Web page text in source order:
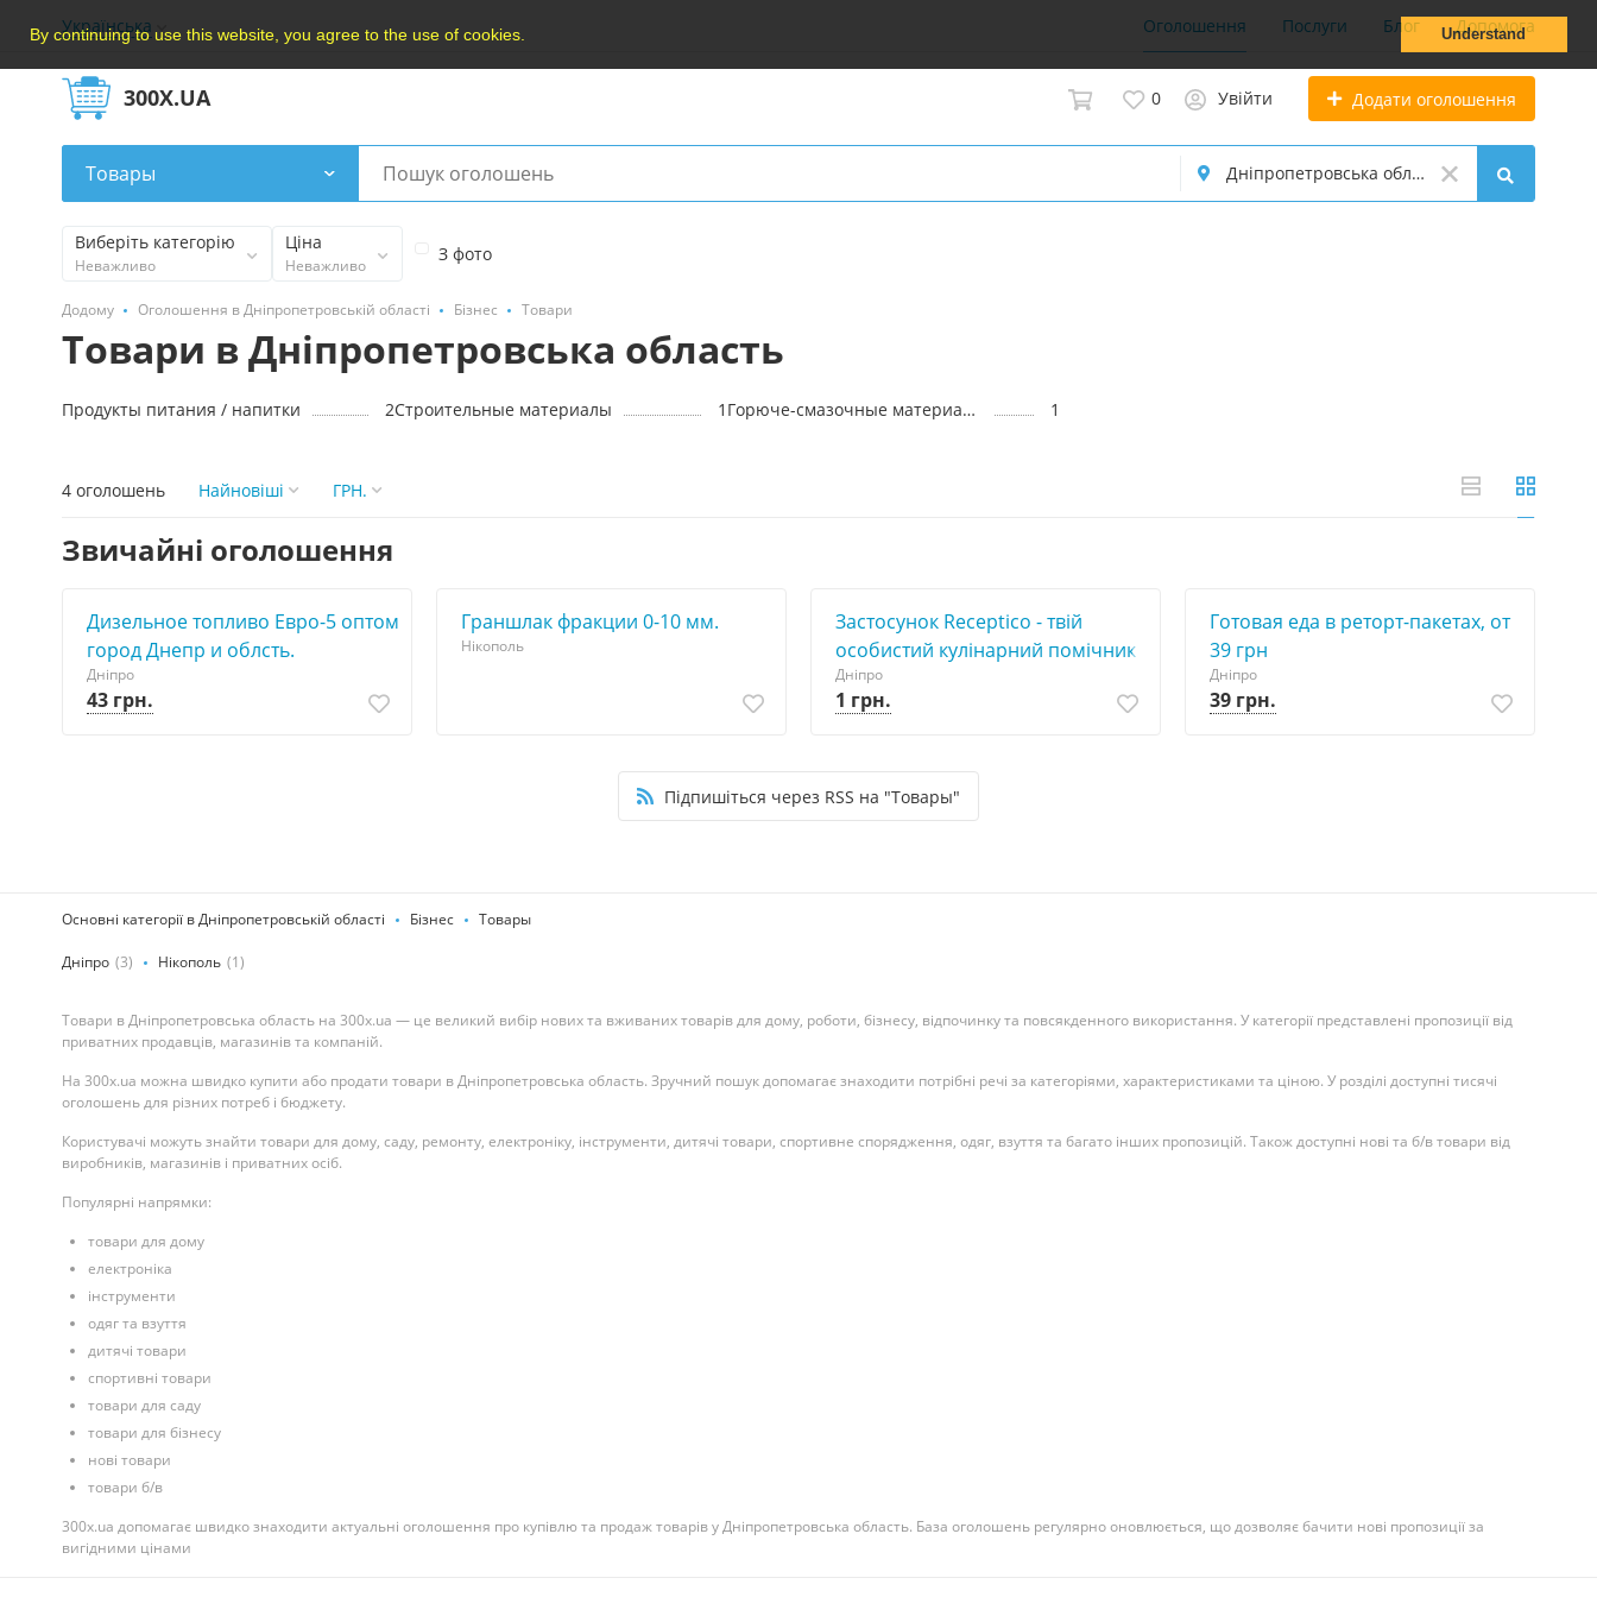
By continuing to use this website, you agree to the use of cookies. Understand
Українська Оголошення Послуги Блог Допомога
300X.UA 0 Увійти Додати оголошення
Товары
Виберіть категорію
Неважливо
Ціна
Неважливо
З фото
Додому Оголошення в Дніпропетровській області Бізнес Товари
Товари в Дніпропетровська область
Продукты питания / напитки 2Строительные материалы 1 Горюче-смазочные материалы 1
4 оголошень Найновішi ГРН.
Звичайні оголошення
Дизельное топливо Евро-5 оптом
город Днепр и облсть.
Дніпро
43 грн.
Граншлак фракции 0-10 мм.
Нікополь
Застосунок Receptico - твій
особистий кулінарний помічник
Дніпро
1 грн.
Готовая еда в реторт-пакетах, от
39 грн
Дніпро
39 грн.
Підпишіться через RSS на "Товары"
Основні категорії в Дніпропетровській області Бізнес Товары
Дніпро (3) Нікополь (1)
Товари в Дніпропетровська область на 300x.ua — це великий вибір нових та вживаних товарів для дому, роботи, бізнесу, відпочинку та повсякденного використання. У категорії представлені пропозиції від
приватних продавців, магазинів та компаній.
На 300x.ua можна швидко купити або продати товари в Дніпропетровська область. Зручний пошук допомагає знаходити потрібні речі за категоріями, характеристиками та ціною. У розділі доступні тисячі
оголошень для різних потреб і бюджету.
Користувачі можуть знайти товари для дому, саду, ремонту, електроніку, інструменти, дитячі товари, спортивне спорядження, одяг, взуття та багато інших пропозицій. Також доступні нові та б/в товари від
виробників, магазинів і приватних осіб.
Популярні напрямки:
товари для дому
електроніка
інструменти
одяг та взуття
дитячі товари
спортивні товари
товари для саду
товари для бізнесу
нові товари
товари б/в
300x.ua допомагає швидко знаходити актуальні оголошення про купівлю та продаж товарів у Дніпропетровська область. База оголошень регулярно оновлюється, що дозволяє бачити нові пропозиції за
вигідними цінами